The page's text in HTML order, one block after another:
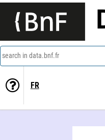
search in data.bnf.fr
FR